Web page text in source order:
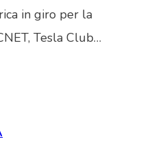
in giro per la
Tesla Club…